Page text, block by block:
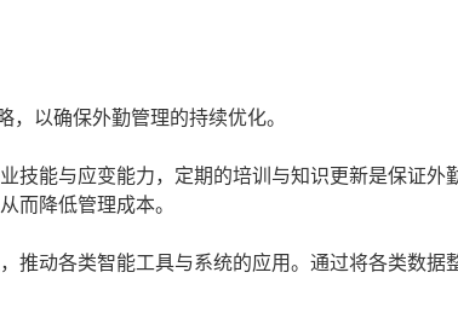
以确保外勤管理的持续优化。
技能与应变能力，定期的培训与知识更新是保证外
而降低管理成本。
推动各类智能工具与系统的应用。通过将各类数据